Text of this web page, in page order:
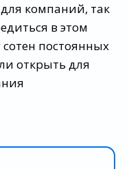
компаний, так
в этом
постоянных
открыть для